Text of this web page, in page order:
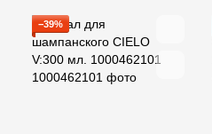
−39%